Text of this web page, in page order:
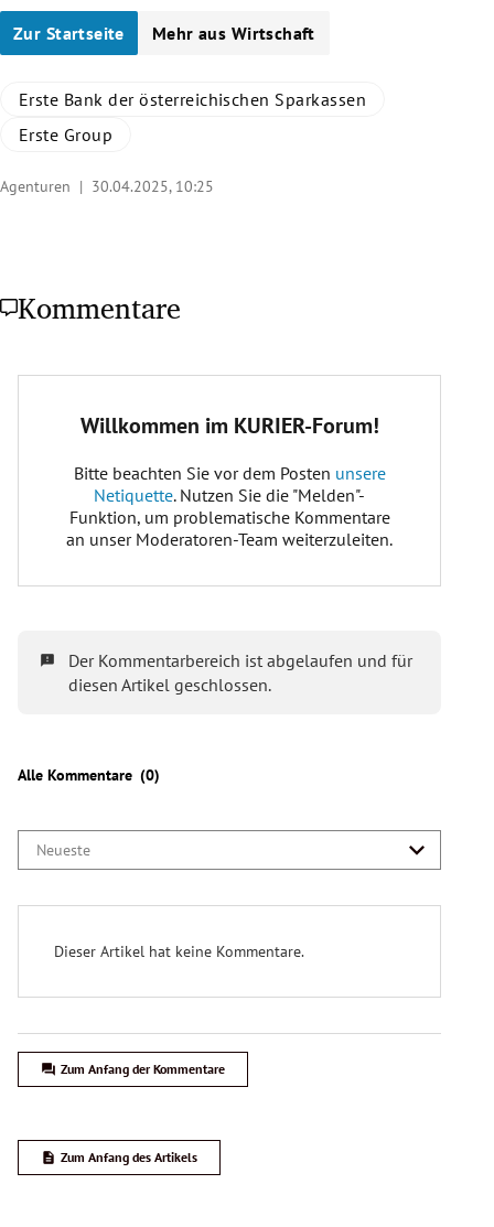
Zur Startseite Mehr aus Wirtschaft
Erste Bank der österreichischen Sparkassen
Erste Group
Agenturen | 30.04.2025, 10:25
Kommentare